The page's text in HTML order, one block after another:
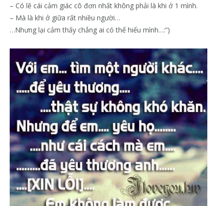
– Có lẽ cái cảm giác cô đơn nhất không phải là khi ở 1 mình.
– Mà là khi ở giữa rất nhiều người…
…Nhưng lại cảm thấy chẳng ai có thể hiểu mình…:”)